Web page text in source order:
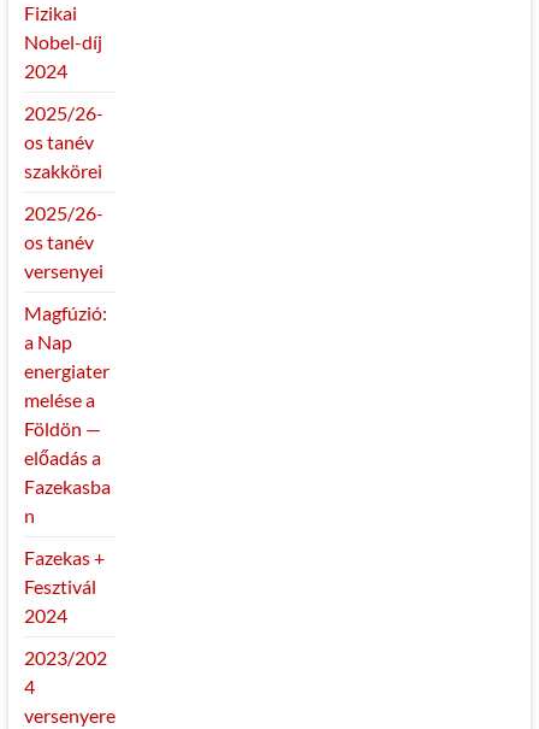
Fizikai
Nobel-díj
2024
2025/26-
os tanév
szakkörei
2025/26-
os tanév
versenyei
Magfúzió:
a Nap
energiater
melése a
Földön —
előadás a
Fazekasba
n
Fazekas +
Fesztivál
2024
2023/202
4
versenyere